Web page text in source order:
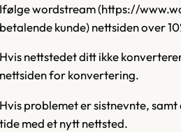
Ifølge wordstream (https://
betalende kunde) nettsiden over
Hvis nettstedet ditt ikke
nettsiden for konvertering.
Hvis problemet er sistnevnte,
tide med et nytt nettsted.